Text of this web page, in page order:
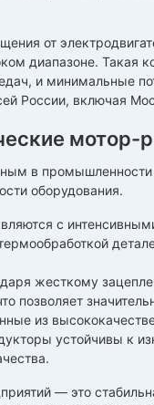
от
диапазоне. Такая
и
России, включая
мотор-
в
оборудования.
с
жесткому
позволяет
из
устойчивы к
— это